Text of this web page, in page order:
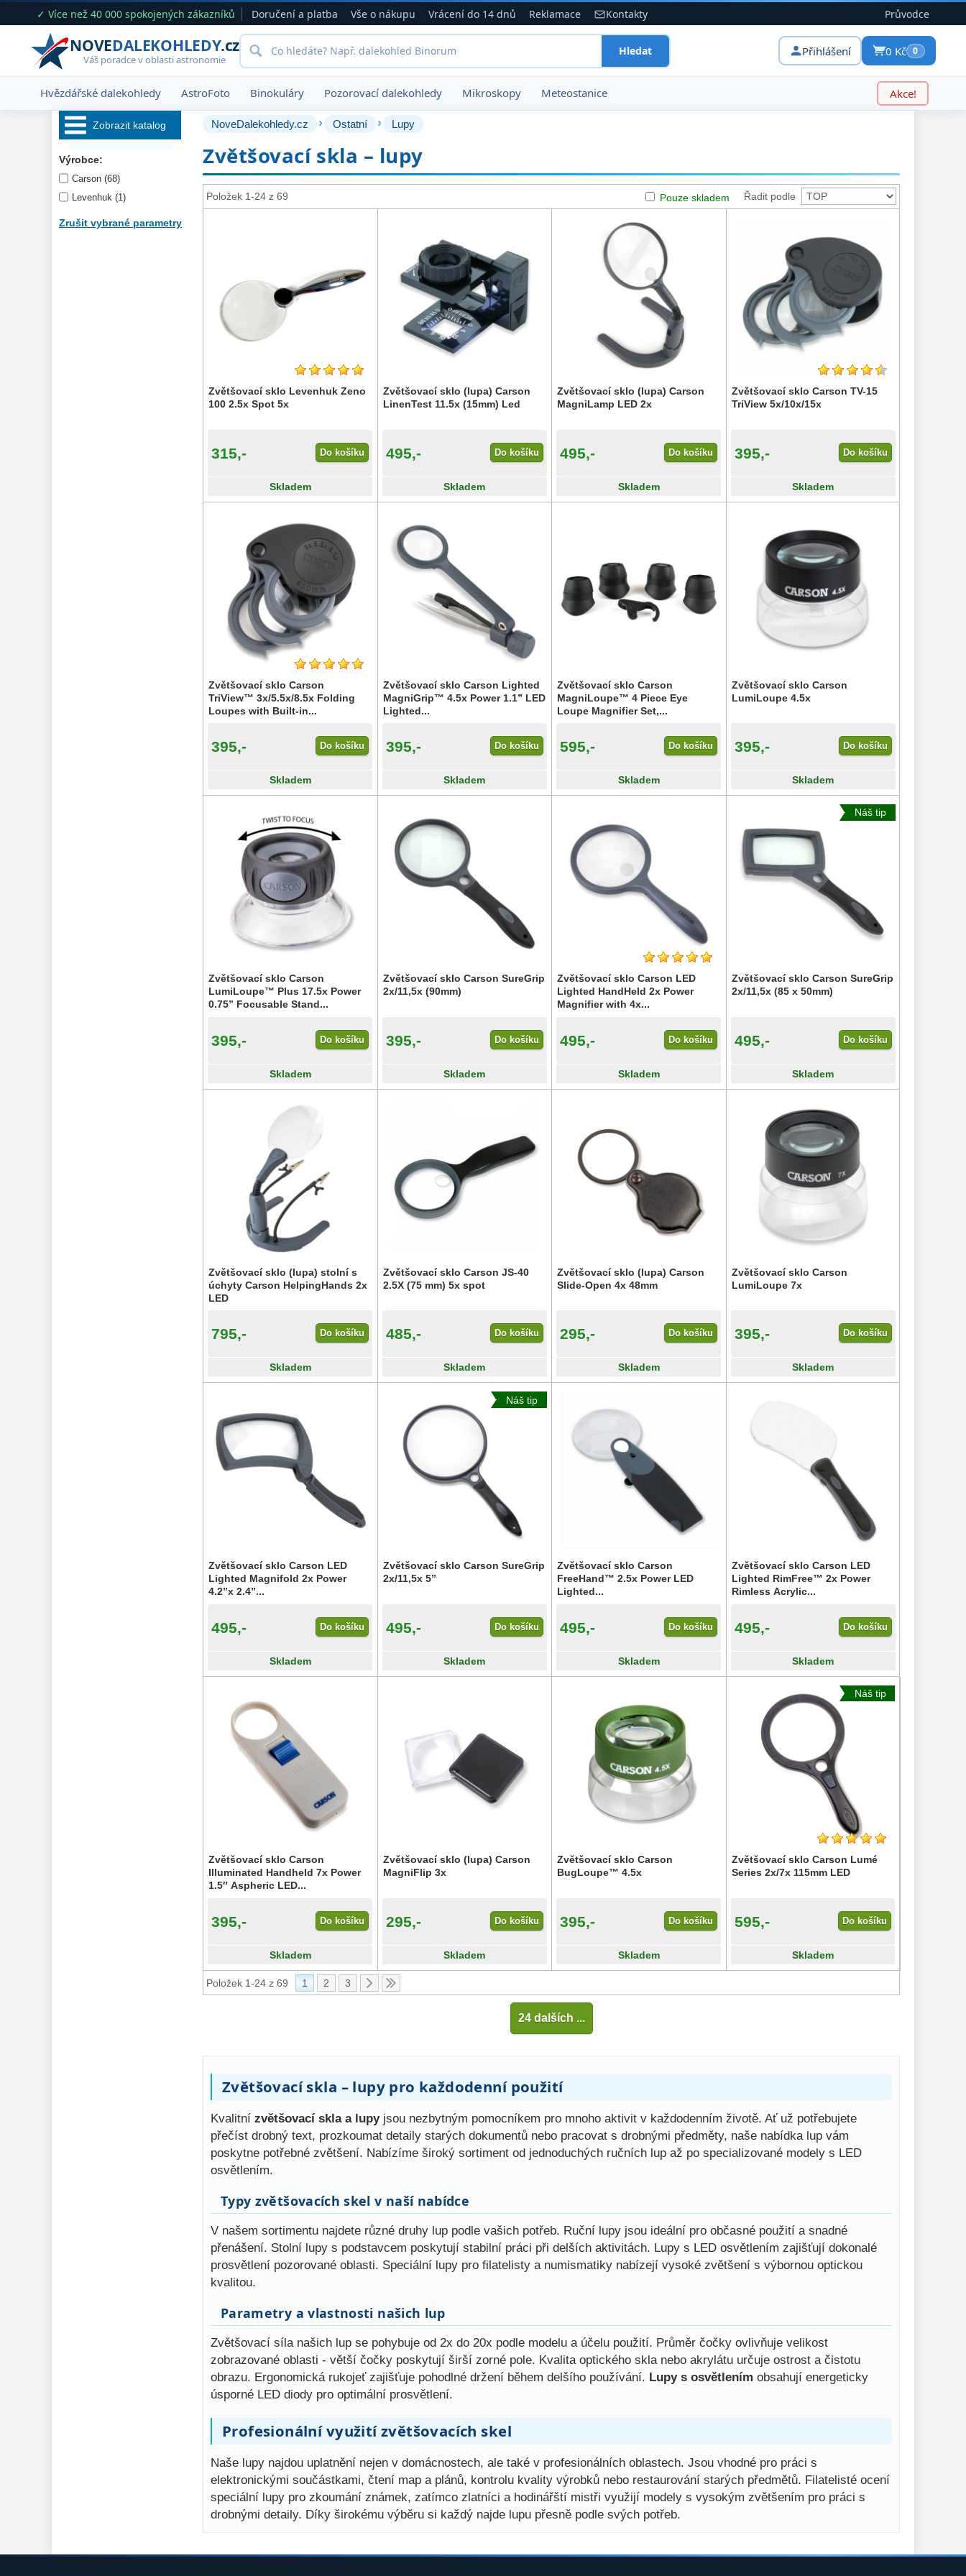
✓ Více než 40 000 spokojených zákazníků Doručení a platba Vše o nákupu Vrácení do 14 dnů Reklamace Kontakty Průvodce
NOVEDALEKOHLEDY.cz
Váš poradce v oblasti astronomie
Hledat Přihlášení 0 Kč 0
Hvězdářské dalekohledy AstroFoto Binokuláry Pozorovací dalekohledy Mikroskopy Meteostanice Akce!
Zobrazit katalog
dalekohledy
Okuláry
Filtry
Výrobce:
Carson (68)
Levenhuk (1)
Zrušit vybrané parametry
NoveDalekohledy.cz › Ostatní › Lupy
Zvětšovací skla – lupy
Položek 1-24 z 69 Pouze skladem Řadit podle
Zvětšovací sklo Levenhuk Zeno
100 2.5x Spot 5x
315,- Do košíku
Skladem
Zvětšovací sklo (lupa) Carson
LinenTest 11.5x (15mm) Led
495,- Do košíku
Skladem
Zvětšovací sklo (lupa) Carson
MagniLamp LED 2x
495,- Do košíku
Skladem
Zvětšovací sklo Carson TV-15
TriView 5x/10x/15x
395,- Do košíku
Skladem
Zvětšovací sklo Carson
TriView™ 3x/5.5x/8.5x Folding
Loupes with Built-in...
395,- Do košíku
Skladem
Zvětšovací sklo Carson Lighted
MagniGrip™ 4.5x Power 1.1” LED
Lighted...
395,- Do košíku
Skladem
Zvětšovací sklo Carson
MagniLoupe™ 4 Piece Eye
Loupe Magnifier Set,...
595,- Do košíku
Skladem
Zvětšovací sklo Carson
LumiLoupe 4.5x
395,- Do košíku
Skladem
Zvětšovací sklo Carson
LumiLoupe™ Plus 17.5x Power
0.75” Focusable Stand...
395,- Do košíku
Skladem
Zvětšovací sklo Carson SureGrip
2x/11,5x (90mm)
395,- Do košíku
Skladem
Zvětšovací sklo Carson LED
Lighted HandHeld 2x Power
Magnifier with 4x...
495,- Do košíku
Skladem
Náš tip
Zvětšovací sklo Carson SureGrip
2x/11,5x (85 x 50mm)
495,- Do košíku
Skladem
Zvětšovací sklo (lupa) stolní s
úchyty Carson HelpingHands 2x
LED
795,- Do košíku
Skladem
Zvětšovací sklo Carson JS-40
2.5X (75 mm) 5x spot
485,- Do košíku
Skladem
Zvětšovací sklo (lupa) Carson
Slide-Open 4x 48mm
295,- Do košíku
Skladem
Zvětšovací sklo Carson
LumiLoupe 7x
395,- Do košíku
Skladem
Zvětšovací sklo Carson LED
Lighted Magnifold 2x Power
4.2”x 2.4”...
495,- Do košíku
Skladem
Náš tip
Zvětšovací sklo Carson SureGrip
2x/11,5x 5”
495,- Do košíku
Skladem
Zvětšovací sklo Carson
FreeHand™ 2.5x Power LED
Lighted...
495,- Do košíku
Skladem
Zvětšovací sklo Carson LED
Lighted RimFree™ 2x Power
Rimless Acrylic...
495,- Do košíku
Skladem
Zvětšovací sklo Carson
Illuminated Handheld 7x Power
1.5″ Aspheric LED...
395,- Do košíku
Skladem
Zvětšovací sklo (lupa) Carson
MagniFlip 3x
295,- Do košíku
Skladem
Zvětšovací sklo Carson
BugLoupe™ 4.5x
395,- Do košíku
Skladem
Náš tip
Zvětšovací sklo Carson Lumé
Series 2x/7x 115mm LED
595,- Do košíku
Skladem
Položek 1-24 z 69 1 2 3
24 dalších ...
Zvětšovací skla – lupy pro každodenní použití
Kvalitní zvětšovací skla a lupyjsou nezbytným pomocníkem pro mnoho aktivit v každodenním životě. Ať už potřebujete
přečíst drobný text, prozkoumat detaily starých dokumentů nebo pracovat s drobnými předměty, naše nabídka lup vám
poskytne potřebné zvětšení. Nabízíme široký sortiment od jednoduchých ručních lup až po specializované modely s LED
osvětlením.
Typy zvětšovacích skel v naší nabídce
V našem sortimentu najdete různé druhy lup podle vašich potřeb. Ruční lupy jsou ideální pro občasné použití a snadné
přenášení. Stolní lupy s podstavcem poskytují stabilní práci při delších aktivitách. Lupy s LED osvětlením zajišťují dokonalé
prosvětlení pozorované oblasti. Speciální lupy pro filatelisty a numismatiky nabízejí vysoké zvětšení s výbornou optickou
kvalitou.
Parametry a vlastnosti našich lup
Zvětšovací síla našich lup se pohybuje od 2x do 20x podle modelu a účelu použití. Průměr čočky ovlivňuje velikost
zobrazované oblasti - větší čočky poskytují širší zorné pole. Kvalita optického skla nebo akrylátu určuje ostrost a čistotu
obrazu. Ergonomická rukojeť zajišťuje pohodlné držení během delšího používání. Lupy s osvětlením obsahují energeticky
úsporné LED diody pro optimální prosvětlení.
Profesionální využití zvětšovacích skel
Naše lupy najdou uplatnění nejen v domácnostech, ale také v profesionálních oblastech. Jsou vhodné pro práci s
elektronickými součástkami, čtení map a plánů, kontrolu kvality výrobků nebo restaurování starých předmětů. Filatelisté ocení
speciální lupy pro zkoumání známek, zatímco zlatníci a hodinářští mistři využijí modely s vysokým zvětšením pro práci s
drobnými detaily. Díky širokému výběru si každý najde lupu přesně podle svých potřeb.